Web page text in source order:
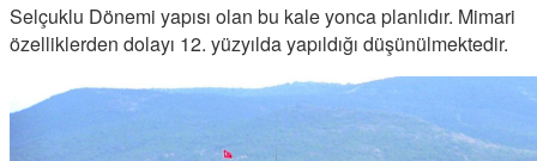
Selçuklu Dönemi yapısı olan bu kale yonca planlıdır. Mimari
özelliklerden dolayı 12. yüzyılda yapıldığı düşünülmektedir.